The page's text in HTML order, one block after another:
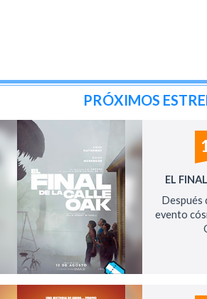
PRÓXIMOS
EL
Después
evento